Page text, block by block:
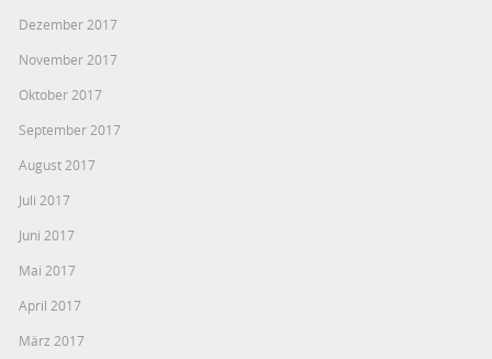
Dezember 2017
November 2017
Oktober 2017
September 2017
August 2017
Juli 2017
Juni 2017
Mai 2017
April 2017
März 2017